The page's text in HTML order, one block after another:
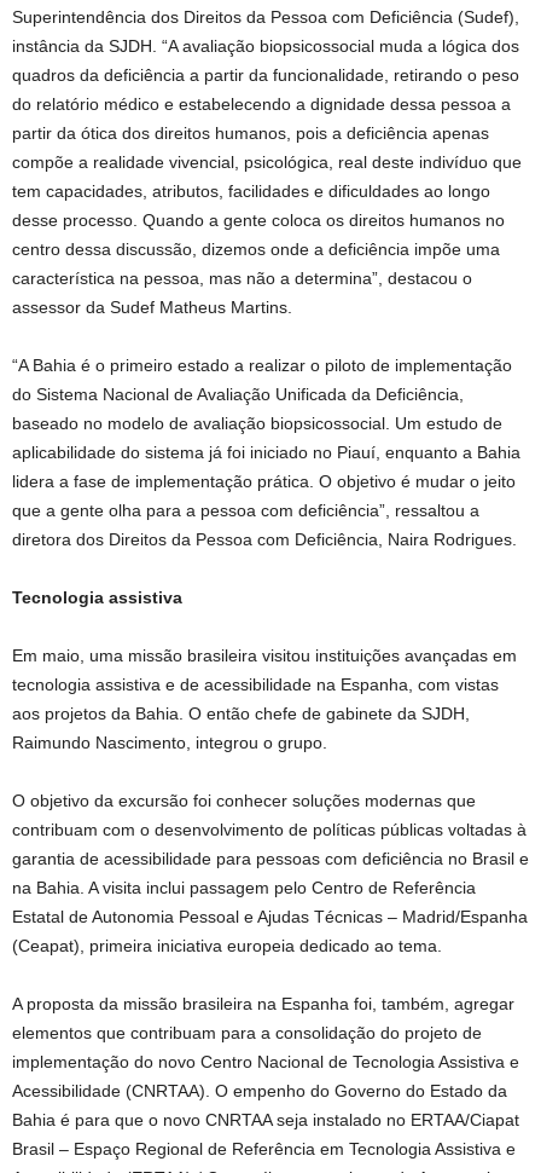
Superintendência dos Direitos da Pessoa com Deficiência (Sudef),
instância da SJDH. “A avaliação biopsicossocial muda a lógica dos
quadros da deficiência a partir da funcionalidade, retirando o peso
do relatório médico e estabelecendo a dignidade dessa pessoa a
partir da ótica dos direitos humanos, pois a deficiência apenas
compõe a realidade vivencial, psicológica, real deste indivíduo que
tem capacidades, atributos, facilidades e dificuldades ao longo
desse processo. Quando a gente coloca os direitos humanos no
centro dessa discussão, dizemos onde a deficiência impõe uma
característica na pessoa, mas não a determina”, destacou o
assessor da Sudef Matheus Martins.
“A Bahia é o primeiro estado a realizar o piloto de implementação
do Sistema Nacional de Avaliação Unificada da Deficiência,
baseado no modelo de avaliação biopsicossocial. Um estudo de
aplicabilidade do sistema já foi iniciado no Piauí, enquanto a Bahia
lidera a fase de implementação prática. O objetivo é mudar o jeito
que a gente olha para a pessoa com deficiência”, ressaltou a
diretora dos Direitos da Pessoa com Deficiência, Naira Rodrigues.
Tecnologia assistiva
Em maio, uma missão brasileira visitou instituições avançadas em
tecnologia assistiva e de acessibilidade na Espanha, com vistas
aos projetos da Bahia. O então chefe de gabinete da SJDH,
Raimundo Nascimento, integrou o grupo.
O objetivo da excursão foi conhecer soluções modernas que
contribuam com o desenvolvimento de políticas públicas voltadas à
garantia de acessibilidade para pessoas com deficiência no Brasil e
na Bahia. A visita inclui passagem pelo Centro de Referência
Estatal de Autonomia Pessoal e Ajudas Técnicas – Madrid/Espanha
(Ceapat), primeira iniciativa europeia dedicado ao tema.
A proposta da missão brasileira na Espanha foi, também, agregar
elementos que contribuam para a consolidação do projeto de
implementação do novo Centro Nacional de Tecnologia Assistiva e
Acessibilidade (CNRTAA). O empenho do Governo do Estado da
Bahia é para que o novo CNRTAA seja instalado no ERTAA/Ciapat
Brasil – Espaço Regional de Referência em Tecnologia Assistiva e